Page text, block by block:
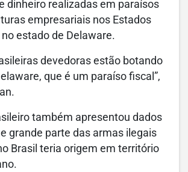
dinheiro realizadas em paraísos
empresariais nos Estados
estado de Delaware.
devedoras estão botando
que é um paraíso fiscal”,
também apresentou dados
grande parte das armas ilegais
Brasil teria origem em território